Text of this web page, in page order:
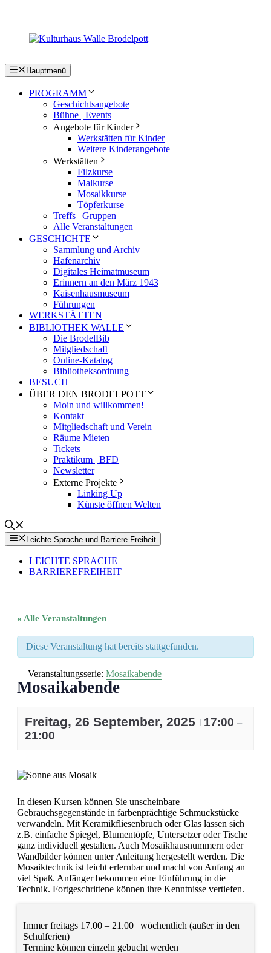
springen
Hauptmenü
PROGRAMM
Geschichtsangebote
Bühne | Events
Angebote für Kinder
Werkstätten für Kinder
Weitere Kinderangebote
Werkstätten
Filzkurse
Malkurse
Mosaikkurse
Töpferkurse
Treffs | Gruppen
Alle Veranstaltungen
GESCHICHTE
Sammlung und Archiv
Hafenarchiv
Digitales Heimatmuseum
Erinnern an den März 1943
Kaisenhausmuseum
Führungen
WERKSTÄTTEN
BIBLIOTHEK WALLE
Die BrodelBib
Mitgliedschaft
Online-Katalog
Bibliotheksordnung
BESUCH
ÜBER DEN BRODELPOTT
Moin und willkommen!
Kontakt
Mitgliedschaft und Verein
Räume Mieten
Tickets
Praktikum | BFD
Newsletter
Externe Projekte
Linking Up
Künste öffnen Welten
Leichte Sprache und Barriere Freiheit
LEICHTE SPRACHE
BARRIEREFREIHEIT
« Alle Veranstaltungen
Diese Veranstaltung hat bereits stattgefunden.
Veranstaltungsserie: Mosaikabende
Mosaikabende
Freitag, 26 September, 2025 I 17:00 –
21:00
In diesen Kursen können Sie unscheinbare
Gebrauchsgegenstände in farbenprächtige Schmuckstücke
verwandeln. Mit Keramikfliesenbruch oder Glas lassen sich
z.B. einfache Spiegel, Blumentöpfe, Untersetzer oder Tische
ganz individuell gestalten. Auch Mosaikhausnummern oder
Wandbilder können unter Anleitung hergestellt werden. Die
Mosaiktechnik ist leicht erlernbar und macht von Anfang an
viel Spaß. Anfänger bekommen eine Einführung in die
Technik. Fortgeschrittene können ihre Kenntnisse vertiefen.
Immer freitags 17.00 – 21.00 | wöchentlich (außer in den
Schulferien)
Termine können einzeln gebucht werden